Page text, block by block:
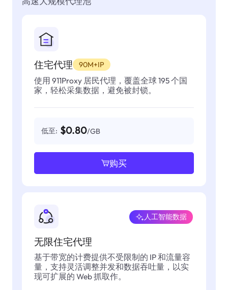
住宅代理 90M+IP
使用 911Proxy 居民代理，覆盖全球 195 个国
家，轻松采集数据，避免被封锁。
低至: $0.80/GB
购买
无限住宅代理
人工智能数据
基于带宽的计费提供不受限制的 IP 和流量容
量，支持灵活调整并发和数据吞吐量，以实
现可扩展的 Web 抓取作。